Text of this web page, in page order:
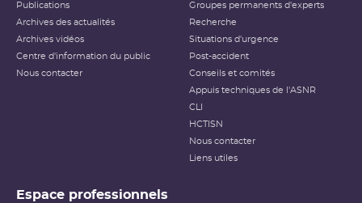
Publications
Archives des actualités
Archives vidéos
Centre d'information du public
Nous contacter
Groupes permanents d'experts
Recherche
Situations d'urgence
Post-accident
Conseils et comités
Appuis techniques de l'ASNR
CLI
HCTISN
Nous contacter
Liens utiles
Espace professionnels